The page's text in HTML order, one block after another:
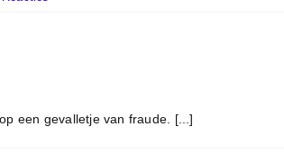
een gevalletje van fraude. [...]